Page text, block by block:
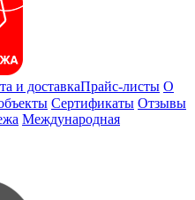
и доставкаПрайс-листы О
Сертификаты Отзывы
Международная